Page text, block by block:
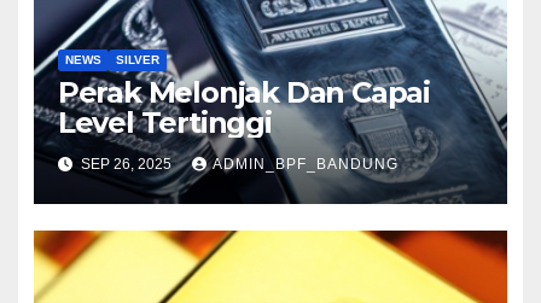
NEWS SILVER
Perak Melonjak Dan Capai
Level Tertinggi
SEP 26, 2025 ADMIN_BPF_BANDUNG